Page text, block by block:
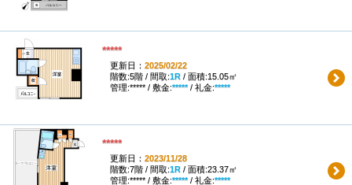
*****
更新日： 2025/02/22
階数:5階 / 間取:1R/ 面積:15.05㎡
管理:***** / 敷金:*****/ 礼金:*****
*****
更新日： 2023/11/28
階数:7階 / 間取:1R/ 面積:23.37㎡
管理:***** / 敷金:*****/ 礼金:*****